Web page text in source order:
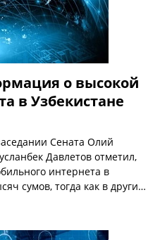
о высокой
в Узбекистане
Сената Олий
Давлетов отметил,
интернета в
сумов, тогда как в других